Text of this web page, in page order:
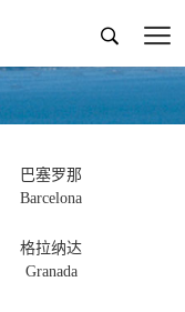
 
巴塞罗那
格拉纳达